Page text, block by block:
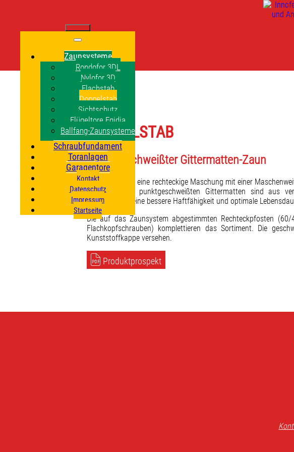
Zaunsysteme
Rondofor 3DL
Nylofor 3D
Flachstab
Doppelstab
Sichtschutz
Flügeltore Egidia
Ballfang-Zaunsysteme
Schraubfundament
Toranlagen
Garagentore
Kontakt
Datenschutz
Impressum
Startseite
DOPPELSTAB
Punktgeschweißter Gittermatten-Zaun
Doppelstab hat eine rechteckige Maschung mit einer
mm breit. Die punktgeschweißten Gittermatten sind aus
gewährleisten eine bessere Haftfähigkeit und optimale
Die auf das Zaunsystem abgestimmten Rechteckpfosten
Flachkopfschrauben) komplettieren das Sortiment. Die
Kunststoffkappe versehen.
Produktprospekt